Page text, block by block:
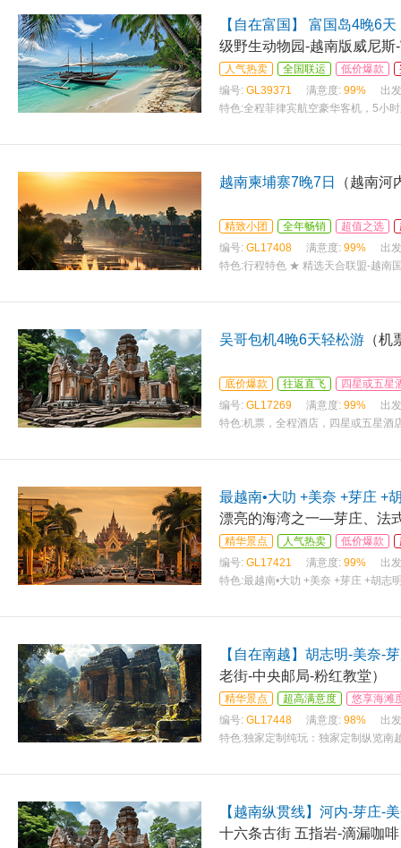
【自在富国】 富国岛4晚6天
级野生动物园-越南版威尼斯
人气热卖 全国联运 低价爆款
编号: GL39371 满意度: 99%
出
特色:全程菲律宾航空豪华客机，5小
越南柬埔寨7晚7日 （越南
精致小团 全年畅销 超值之选
编号: GL17408 满意度: 99%
出
特色:行程特色 ★ 精选天合联盟-越南
吴哥包机4晚6天轻松游 （
底价爆款 往返直飞
四星或五星
编号: GL17269 满意度: 99%
出
特色:机票，全程酒店，四星或五星酒
最越南•大叻 +美奈 +芽庄 +
漂亮的海湾之一—芽庄、法
精华景点 人气热卖 低价爆款
编号: GL17421 满意度: 99%
出
特色:最越南•大叻 +美奈 +芽庄 +胡志
【自在南越】胡志明-美奈-
老街-中央邮局-粉红教堂）
精华景点 超高满意度
悠享海滩
编号: GL17448 满意度: 98%
出
特色:独家定制纯玩：独家定制纵览南
【越南纵贯线】河内-芽庄-
十六条古街 五指岩-滴漏咖